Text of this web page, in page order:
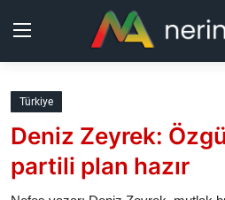
Kurdistan
Bölgeler
Türkiye
Deniz Zeyrek:
partili plan hazır